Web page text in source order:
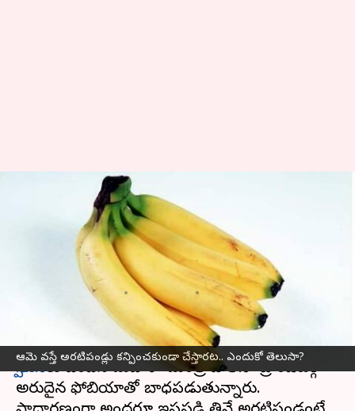
ఆమె వస్తే అరటిపండ్లు కన్పించకుండా చేస్తారట.. ఎందుకో తెలుసా?
Banana Phobia: స్వీడిష్ మంత్రికి
వింత ఫోబియా.. ఆమె వస్తే
అరటిపండ్లు కన్పించకుండా
చేస్తారట.. ఎందుకో తెలుసా?
Sirish Praharaju Nov 15, 2024 02:13 pm
స్వీడన్‌కు చెందిన మహిళా మంత్రి పౌలీనా బ్రాండ్‌బర్గ్
అరుదైన ఫోబియాతో బాధపడుతున్నారు.